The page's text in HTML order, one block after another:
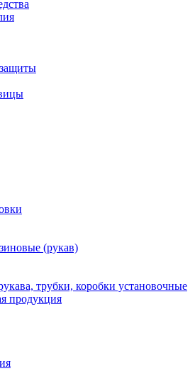
(рукав)
трубки, коробки установочные
продукция